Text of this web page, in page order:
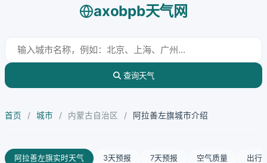
axobpb天气网
查询天气
首页 / 城市 / 内蒙古自治区 / 阿拉善左旗城市介绍
阿拉善左旗实时天气 3天预报 7天预报 空气质量 出行